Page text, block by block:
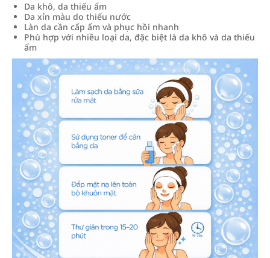
Da khô, da thiếu ẩm
Da xỉn màu do thiếu nước
Làn da cần cấp ẩm và phục hồi nhanh
Phù hợp với nhiều loại da, đặc biệt là da khô và da thiếu
ẩm